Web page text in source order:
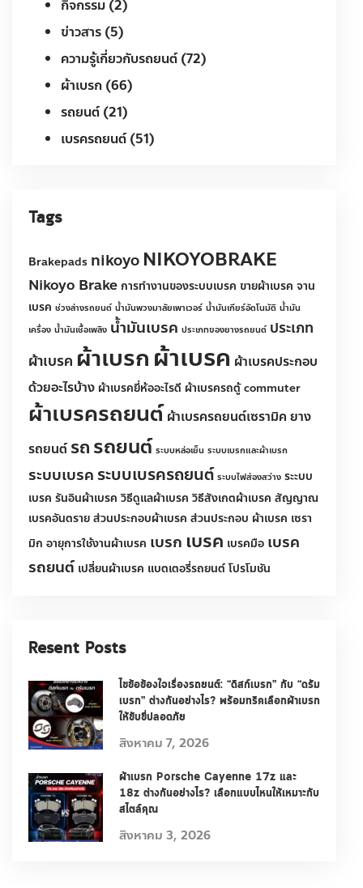
กิจกรรม(2)
(5)
ความรู้เกี่ยวกับรถยนต์
ผ้าเบรก(66)
รถยนต์(21)
Tags
Brakepads nikoyo
NIKOYOBRAKE Nikoyo Brake
การทำงานของระบบเบรค ขายผ้าเบรค
จานเบรค ช่วงล่างรถยนต์
น้ำมันพวงมาลัยเพาเวอร์
น้ำมันเชื้อเพลิง น้ำมันเบรค
ผ้าเบรคประกอบด้วยอะไรบ้าง
ผ้าเบรคยี่ห้ออะไรดี
ผ้าเบรครถตู้ commuter
ผ้าเบรครถยนต์ ผ้าเบรครถยนต์เซรามิค